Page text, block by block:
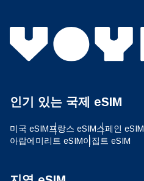
인기 있는 국제 eSIM
미국 eSIM프랑스 eSIM스페인 eSIM
아랍에미리트 eSIM이집트 eSIM